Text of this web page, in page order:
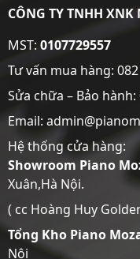
CÔNG TY TNHH
MST:0107729557
Tư vấn mua hàng:
Sửa chữa – Bảo hành:
Email:
Hệ thống cửa hàng:
Showroom Piano
Xuân,Hà Nội.
( cc Hoàng Huy
Tổng Kho Piano
Nội